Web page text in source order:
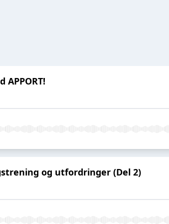
APPORT!
og utfordringer (Del 2)